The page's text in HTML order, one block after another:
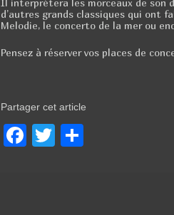
d’autres grands classiques qui ont
Melodie, le concerto de la mer ou
Pensez à réserver vos places de
Partager cet article
F T P